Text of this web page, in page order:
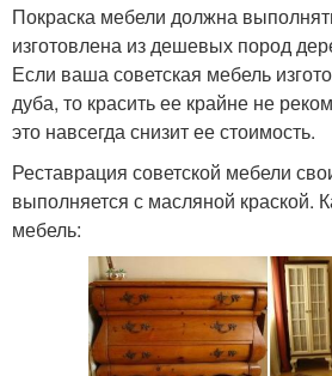
Покраска мебели должна
изготовлена из дешевых пород
Если ваша советская мебель
дуба, то красить ее крайне не
это навсегда снизит ее стоимость.
Реставрация советской мебели
выполняется с масляной краской.
мебель: